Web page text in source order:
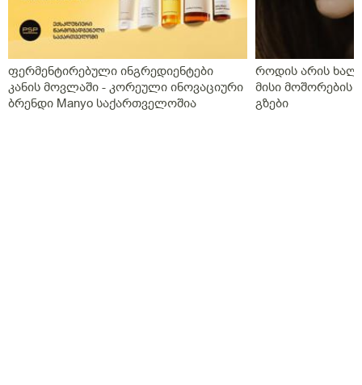
ფერმენტირებული ინგრედიენტები
კანის მოვლაში - კორეული ინოვაციური
ბრენდი Manyo საქართველოშია
როდის არის
მისი მოშორების
გზები